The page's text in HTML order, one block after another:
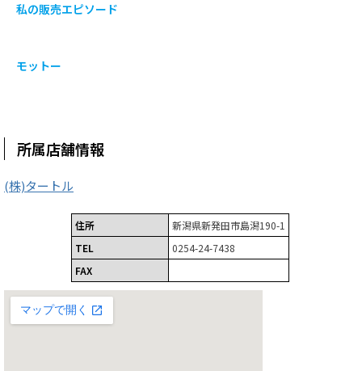
私の販売エピソード
モットー
所属店舗情報
(株)タートル
住所
新潟県新発田市島潟190-1
TEL
0254-24-7438
FAX